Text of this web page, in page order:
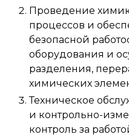
Проведение
процессов и
безопасной
оборудования и
разделения,
химических
Техническое
и контрольно-
контроль за